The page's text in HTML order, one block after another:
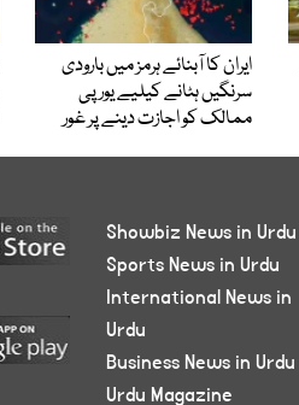
ایران کا آبنائے ہرمز میں بارودی
سرنگیں ہٹانے کیلیے یورپی
ممالک کو اجازت دینے پر غور
Showbiz News in Urdu
Sports News in Urdu
International News in
Urdu
Business News in Urdu
Urdu Magazine